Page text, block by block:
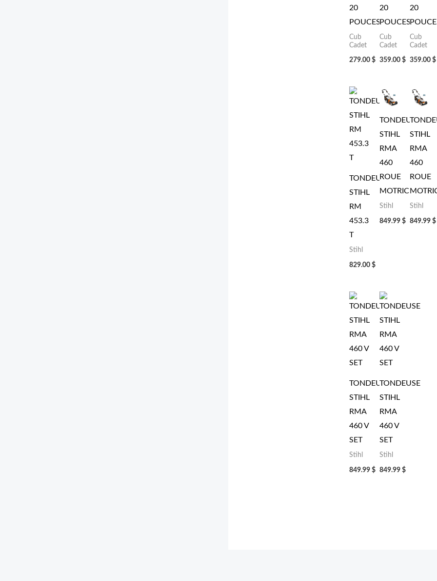
20
POUCES
Cub
Cadet
279.00 $
20
POUCES
Cub
Cadet
359.00 $
20
Cub
Cadet
359.00 $
TONDEUSE
STIHL
RM
453.3
T
Stihl
829.00 $
TONDEUSE
STIHL
RMA
460
ROUE
MOTRICE
Stihl
849.99 $
STIHL
RMA
460
ROUE
Stihl
849.99 $
TONDEUSE
STIHL
RMA
460 V
SET
Stihl
849.99 $
TONDEUSE
STIHL
RMA
460 V
SET
Stihl
849.99 $